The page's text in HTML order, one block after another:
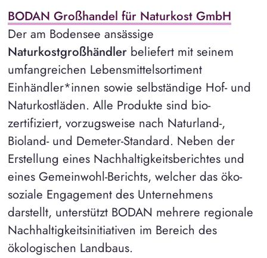
BODAN Großhandel für Naturkost GmbH
Der am Bodensee ansässige
Naturkostgroßhändlerbeliefert mit seinem
umfangreichen Lebensmittelsortiment
Einhändler*innen sowie selbständige Hof- und
Naturkostläden. Alle Produkte sind bio-
zertifiziert, vorzugsweise nach Naturland-,
Bioland- und Demeter-Standard. Neben der
Erstellung eines Nachhaltigkeitsberichtes und
eines Gemeinwohl-Berichts, welcher das öko-
soziale Engagement des Unternehmens
darstellt, unterstützt BODAN mehrere regionale
Nachhaltigkeitsinitiativen im Bereich des
ökologischen Landbaus.